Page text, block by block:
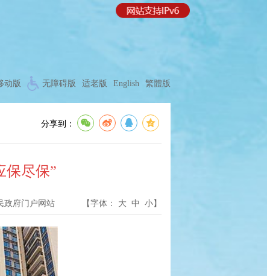
动版 无障碍版 适老版 English 繁體版
分享到：
保尽保”
政府门户网站 【字体： 大 中 小】